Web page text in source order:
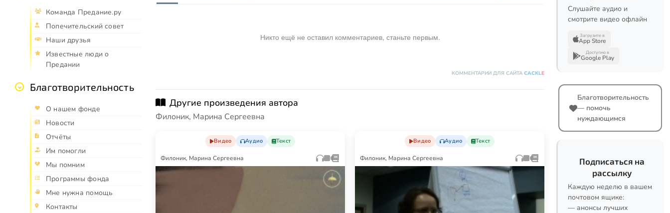
Команда Предание.ру
Попечительский совет
Наши друзья
Известные люди о
Предании
Благотворительность
О нашем фонде
Новости
Отчёты
Им помогли
Мы помним
Программы фонда
Мне нужна помощь
Контакты
Никто ещё не оставил комментариев, станьте первым.
КОММЕНТАРИИ ДЛЯ САЙТА CACKLE
Другие произведения автора
Филоник, Марина Сергеевна
Видео Аудио Текст
Филоник, Марина Сергеевна
Видео Аудио Текст
Филоник, Марина Сергеевна
Слушайте аудио и
смотрите видео офлайн
Загрузите в
App Store
Доступно в
Google Play
Благотворительность
— помочь
нуждающимся
Подписаться на
рассылку
Каждую неделю в вашем
почтовом ящике:
— анонсы лучших